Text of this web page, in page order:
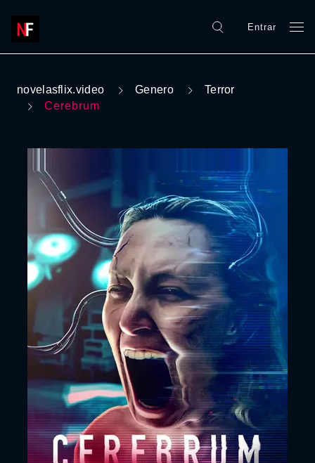
Entrar
novelasflix.video Genero
Terror
Cerebrum